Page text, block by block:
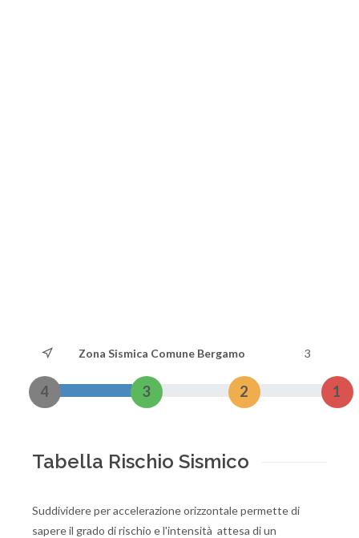
Zona Sismica Comune Bergamo 3
4 3 2 1
Tabella Rischio Sismico
Suddividere per accelerazione orizzontale permette di
sapere il grado di rischio e l'intensità attesa di un